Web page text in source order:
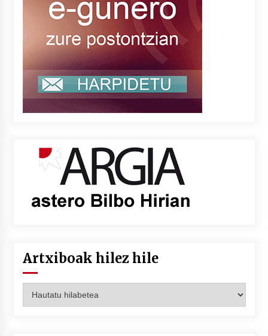
Artxiboak hilez hile
hilez